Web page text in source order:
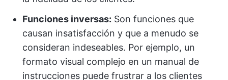
Funciones inversas: Son funciones que
causan insatisfacción y que a menudo se
consideran indeseables. Por ejemplo, un
formato visual complejo en un manual de
instrucciones puede frustrar a los clientes